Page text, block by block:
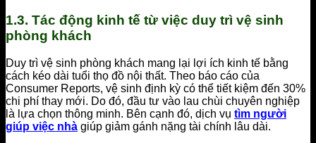
1.3. Tác động kinh tế từ việc duy trì vệ sinh
phòng khách
Duy trì vệ sinh phòng khách mang lại lợi ích kinh tế bằng
cách kéo dài tuổi thọ đồ nội thất. Theo báo cáo của
Consumer Reports, vệ sinh định kỳ có thể tiết kiệm đến 30%
chi phí thay mới. Do đó, đầu tư vào lau chùi chuyên nghiệp
là lựa chọn thông minh. Bên cạnh đó, dịch vụ tìm người
giúp việc nhà giúp giảm gánh nặng tài chính lâu dài.